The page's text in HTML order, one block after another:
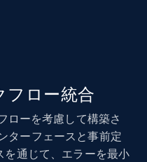
id, Title, Rating,
count item, Initial
今すぐ始める
フロー統合
ローを考慮して構築さ
ターフェースと事前定
を通じて、エラーを最小